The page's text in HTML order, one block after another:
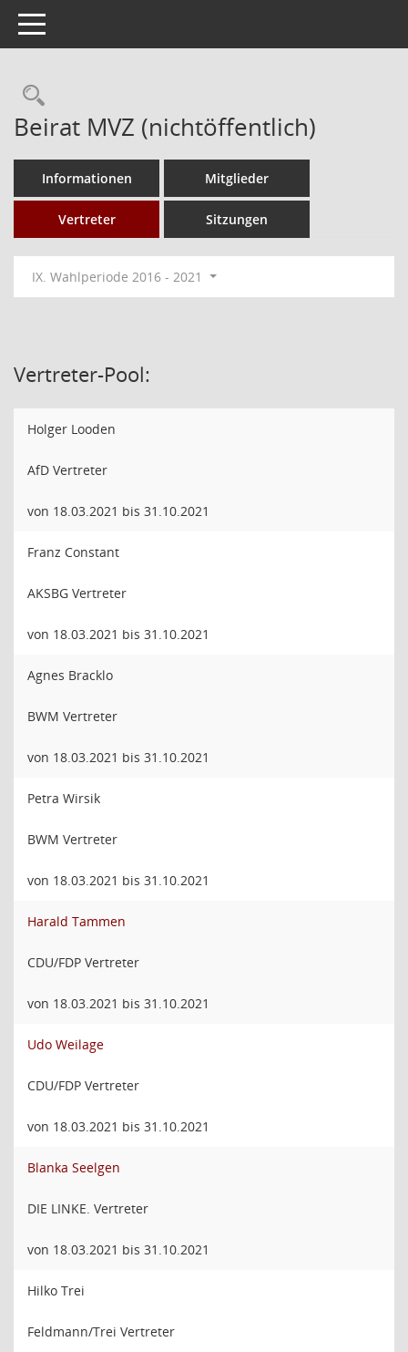
Toggle navigation
Rechercheauswahl
Beirat MVZ (nichtöffentlich)
Informationen Mitglieder
Vertreter Sitzungen
IX. Wahlperiode 2016 - 2021
Vertreter-Pool:
Holger Looden
AfD Vertreter
von 18.03.2021 bis 31.10.2021
Franz Constant
AKSBG Vertreter
von 18.03.2021 bis 31.10.2021
Agnes Bracklo
BWM Vertreter
von 18.03.2021 bis 31.10.2021
Petra Wirsik
BWM Vertreter
von 18.03.2021 bis 31.10.2021
Harald Tammen
CDU/FDP Vertreter
von 18.03.2021 bis 31.10.2021
Udo Weilage
CDU/FDP Vertreter
von 18.03.2021 bis 31.10.2021
Blanka Seelgen
DIE LINKE. Vertreter
von 18.03.2021 bis 31.10.2021
Hilko Trei
Feldmann/Trei Vertreter